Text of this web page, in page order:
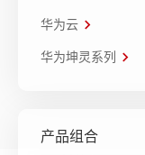
华为云
华为坤灵系列
产品组合